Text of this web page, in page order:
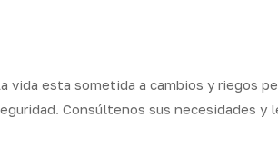
vida esta sometida a cambios y riegos
Consúltenos sus necesidades y